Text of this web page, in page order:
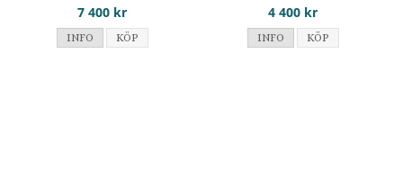
7 400 kr
INFO KÖP
4 400 kr
INFO KÖP